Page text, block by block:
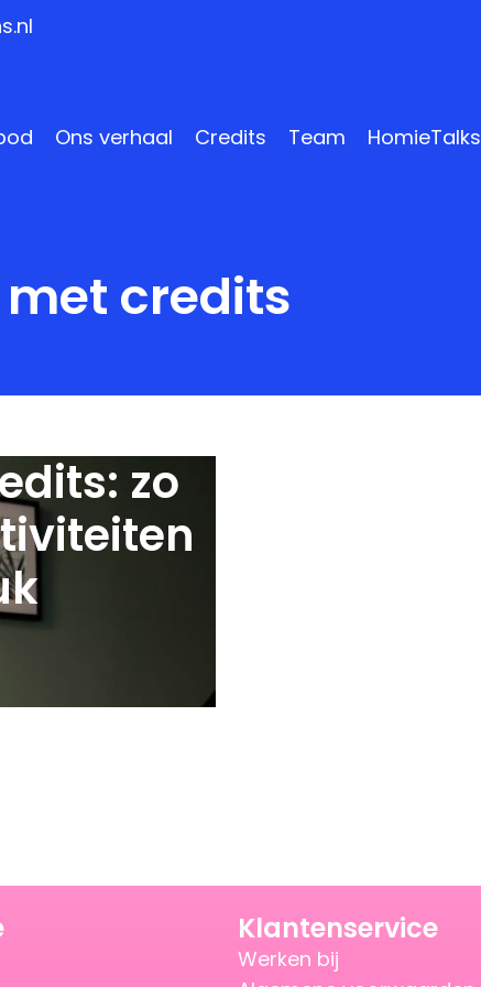
Ons verhaal Credits Team HomieTalks
credits
zo
Klantenservice
Werken bij